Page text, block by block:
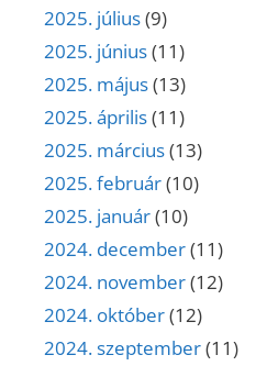
2025. július(9)
2025. június(11)
2025. május(13)
2025. április(11)
2025. március(13)
2025. február(10)
2025. január(10)
2024. december(11)
2024. november(12)
2024. október(12)
2024. szeptember(11)